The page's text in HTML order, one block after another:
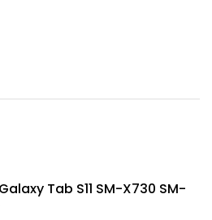
Tab S11 SM-X730 SM-